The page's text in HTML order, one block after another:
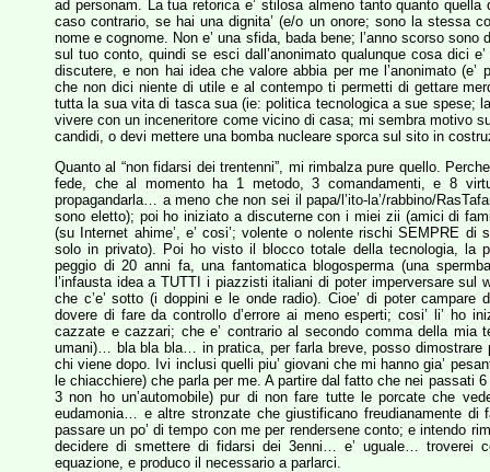
ad personam. La tua retorica e’ stilosa almeno tanto quanto
caso contrario, se hai una dignita’ (e/o un onore; sono la
nome e cognome. Non e’ una sfida, bada bene; l’anno scorso
sul tuo conto, quindi se esci dall’anonimato qualunque cosa dici
discutere, e non hai idea che valore abbia per me l’anonimato
che non dici niente di utile e al contempo ti permetti di gettare
tutta la sua vita di tasca sua (ie: politica tecnologica a sue spese;
vivere con un inceneritore come vicino di casa; mi sembra motivo
candidi, o devi mettere una bomba nucleare sporca sul sito in
Quanto al “non fidarsi dei trentenni”, mi rimbalza pure quello.
fede, che al momento ha 1 metodo, 3 comandamenti, e 8
propagandarla… a meno che non sei il papa/l’ito-la’/rabbino/
sono eletto); poi ho iniziato a discuterne con i miei zii (amici di
(su Internet ahime’, e’ cosi’; volente o nolente rischi SEMPRE
solo in privato). Poi ho visto il blocco totale della tecnologia, la
peggio di 20 anni fa, una fantomatica blogosperma (una
l’infausta idea a TUTTI i piazzisti italiani di poter imperversare
che c’e’ sotto (i doppini e le onde radio). Cioe’ di poter
dovere di fare da controllo d’errore ai meno esperti; cosi’ li’ ho
cazzate e cazzari; che e’ contrario al secondo comma della
umani)… bla bla bla… in pratica, per farla breve, posso
chi viene dopo. Ivi inclusi quelli piu’ giovani che mi hanno gia’
le chiacchiere) che parla per me. A partire dal fatto che nei passati
3 non ho un’automobile) pur di non fare tutte le porcate che
eudamonia… e altre stronzate che giustificano freudianamente
passare un po’ di tempo con me per rendersene conto; e intendo
decidere di smettere di fidarsi dei 3enni… e’ uguale… troverei
equazione, e produco il necessario a parlarci.